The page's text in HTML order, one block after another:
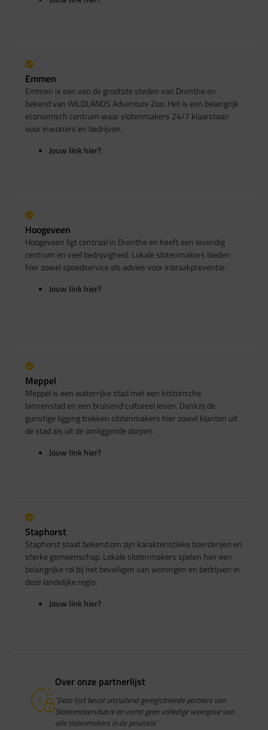
Emmen
Emmen is een van de grootste steden van Drenthe en
bekend van WILDLANDS Adventure Zoo. Het is een belangrijk
economisch centrum waar slotenmakers 24/7 klaarstaan
voor inwoners en bedrijven.
Jouw link hier?
Hoogeveen
Hoogeveen ligt centraal in Drenthe en heeft een levendig
centrum en veel bedrijvigheid. Lokale slotenmakers bieden
hier zowel spoedservice als advies voor inbraakpreventie.
Jouw link hier?
Meppel
Meppel is een waterrijke stad met een historische
binnenstad en een bruisend cultureel leven. Dankzij de
gunstige ligging trekken slotenmakers hier zowel klanten uit
de stad als uit de omliggende dorpen.
Jouw link hier?
Staphorst
Staphorst staat bekend om zijn karakteristieke boerderijen en
sterke gemeenschap. Lokale slotenmakers spelen hier een
belangrijke rol bij het beveiligen van woningen en bedrijven in
deze landelijke regio.
Jouw link hier?
Over onze partnerlijst
"Deze lijst bevat uitsluitend geregistreerde partners van
Slotenmakershub.nl en vormt geen volledige weergave van
alle slotenmakers in de provincie."